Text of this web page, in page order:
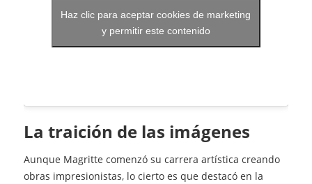
Haz clic para aceptar cookies de marketing
y permitir este contenido
la traición de las imágenes
Aunque Magritte comenzó su carrera artística creando
obras impresionistas, lo cierto es que destacó en la